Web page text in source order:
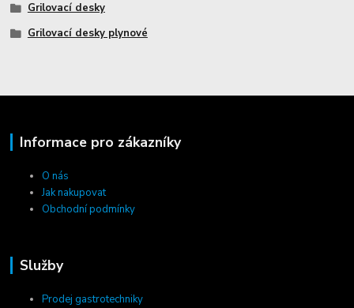
Grilovací desky
Grilovací desky plynové
Informace pro zákazníky
O nás
Jak nakupovat
Obchodní podmínky
Služby
Prodej gastrotechniky